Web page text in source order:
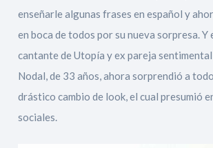
enseñarle algunas frases en español y
en boca de todos por su nueva sorpresa. Y
cantante de Utopía y ex pareja
Nodal, de 33 años, ahora sorprendió a
drástico cambio de look, el cual presumió
sociales.